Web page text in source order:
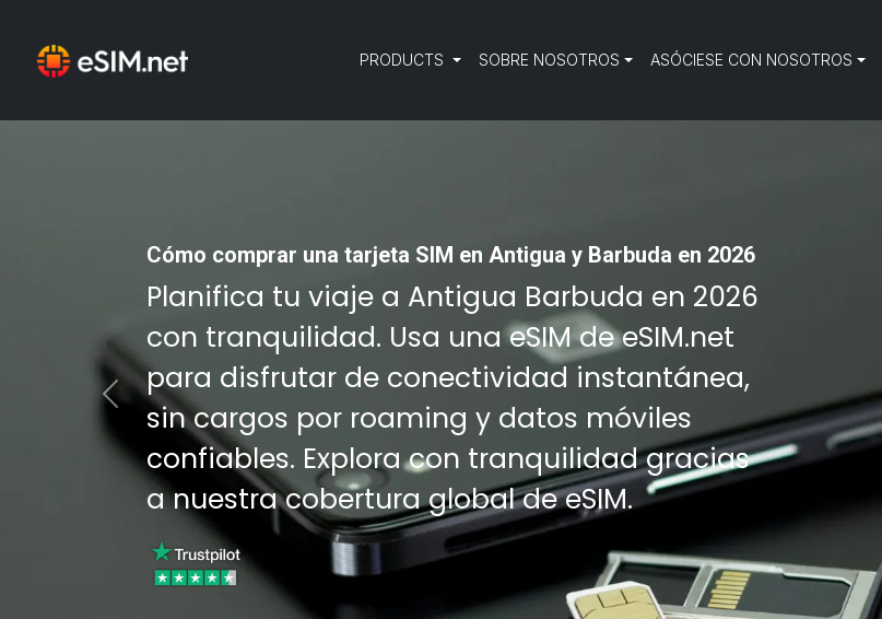
PRODUCTS SOBRE NOSOTROS ASÓCIESE CON NOSOTROS
Cómo comprar una tarjeta SIM en Antigua y Barbuda en 2026
Planifica tu viaje a Antigua Barbuda en 2026
con tranquilidad. Usa una eSIM de eSIM.net
para disfrutar de conectividad instantánea,
sin cargos por roaming y datos móviles
confiables. Explora con tranquilidad gracias
a nuestra cobertura global de eSIM.
Previous